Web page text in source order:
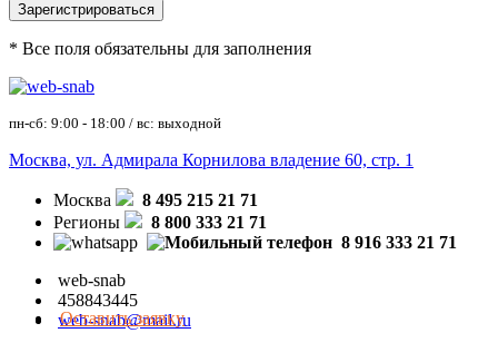
* Все поля обязательны для заполнения
пн-сб: 9:00 - 18:00 / вс: выходной
Москва, ул. Адмирала Корнилова владение 60, стр. 1
Москва
8 495 215 21 71
Регионы
8 800 333 21 71
8 916 333 21 71
web-snab
458843445
web-snab@mail.ru
Оставить заявку